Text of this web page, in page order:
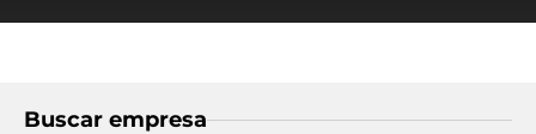
Buscar empresa